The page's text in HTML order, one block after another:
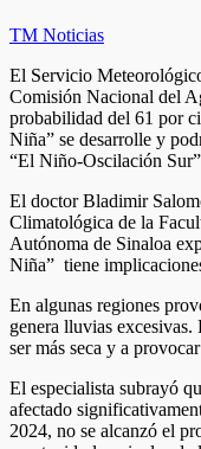
TM Noticias
El Servicio
Comisión Nacional del
probabilidad del 61 por
Niña” se desarrolle y
“El Niño-Oscilación
El doctor Bladimir
Climatológica de la
Autónoma de Sinaloa
Niña” tiene
En algunas regiones
genera lluvias
ser más seca y a
El especialista subrayó
afectado
2024, no se alcanzó el